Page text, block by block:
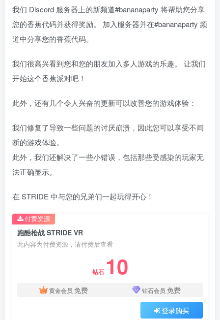
我们 Discord 服务器上的新频道#bananaparty 将帮助您分享
您的香蕉代码并获得奖励。 加入服务器并在#bananaparty 频
道中分享您的香蕉代码。
我们很高兴看到您和您的朋友加入多人游戏的乐趣。 让我们
开始这个香蕉派对吧！
此外，还有几个令人兴奋的更新可以改善您的游戏体验：
我们修复了导致一些问题的讨厌崩溃，因此您可以享受不间
断的游戏体验。
此外，我们还解决了一些小错误，包括那些受感染的玩家无
法正确显示。
在 STRIDE 中与您的兄弟们一起玩得开心！
跑酷枪战 STRIDE VR
此内容为付费资源，请付费后查看
钻石 10
黄金会员 免费 钻石会员 免费
登录购买
付费资源